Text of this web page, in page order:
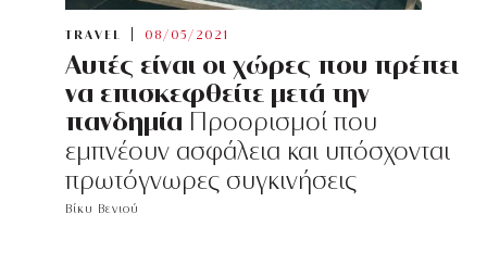
TRAVEL 08/05/2021
Αυτές είναι οι χώρες που πρέπει
να επισκεφθείτε μετά την
πανδημία Προορισμοί που
εμπνέουν ασφάλεια και υπόσχονται
πρωτόγνωρες συγκινήσεις
Βίκυ Βενιού